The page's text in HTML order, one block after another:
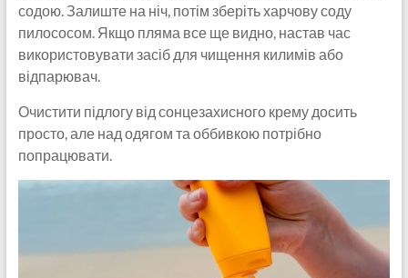
содою. Залиште на ніч, потім зберіть харчову соду
пилососом. Якщо пляма все ще видно, настав час
використовувати засіб для чищення килимів або
відпарювач.
Очистити підлогу від сонцезахисного крему досить
просто, але над одягом та оббивкою потрібно
попрацювати.